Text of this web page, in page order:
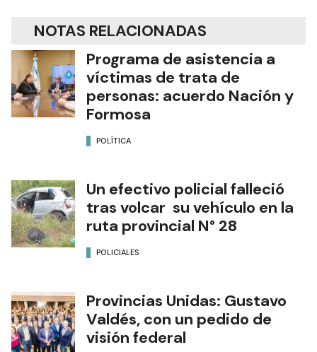
NOTAS RELACIONADAS
Programa de asistencia a
víctimas de trata de
personas: acuerdo Nación y
Formosa
POLÍTICA
Un efectivo policial falleció
tras volcar su vehículo en la
ruta provincial N° 28
POLICIALES
Provincias Unidas: Gustavo
Valdés, con un pedido de
visión federal